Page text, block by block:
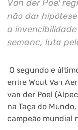
Van der Poel
não dar
a
semana, luta
O segundo e
entre Wout Van
van der Poel
na Taça do
campeão mundial